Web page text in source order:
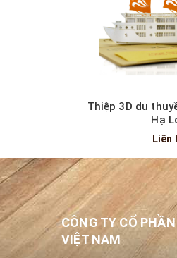
Liên
Thiệp 3D du
Hạ
Liên
CÔNG TY CỔ
VIỆT NAM